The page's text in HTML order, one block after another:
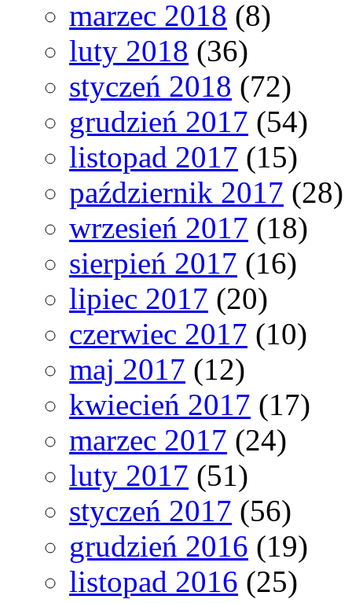
marzec 2018 (8)
luty 2018 (36)
styczeń 2018 (72)
grudzień 2017 (54)
listopad 2017 (15)
październik 2017 (28)
wrzesień 2017 (18)
sierpień 2017 (16)
lipiec 2017 (20)
czerwiec 2017 (10)
maj 2017 (12)
kwiecień 2017 (17)
marzec 2017 (24)
luty 2017 (51)
styczeń 2017 (56)
grudzień 2016 (19)
listopad 2016 (25)